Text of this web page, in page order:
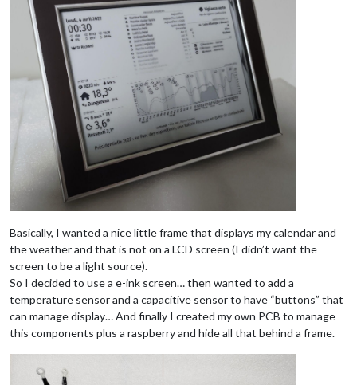
Basically, I wanted a nice little frame that displays my calendar and
the weather and that is not on a LCD screen (I didn’t want the
screen to be a light source).
So I decided to use a e-ink screen… then wanted to add a
temperature sensor and a capacitive sensor to have “buttons” that
can manage display… And finally I created my own PCB to manage
this components plus a raspberry and hide all that behind a frame.